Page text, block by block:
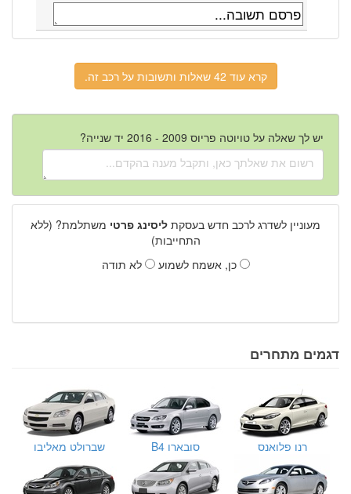
קרא עוד 42 שאלות ותשובות על רכב זה.
יש לך שאלה על טויוטה פריוס 2009 - 2016 יד שנייה?
מעוניין לשדרג לרכב חדש בעסקת ליסינג פרטי משתלמת? (ללא
התחייבות)
כן, אשמח לשמוע
לא תודה
דגמים מתחרים
רנו פלואנס סובארו B4 שברולט מאליבו